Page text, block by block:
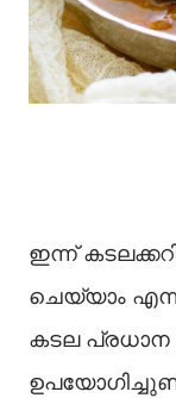
ഇന്ന്
ചെയ്യാം
കടല